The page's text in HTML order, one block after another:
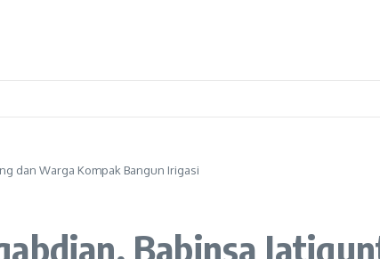
dan Warga Kompak Bangun Irigasi
Babinsa